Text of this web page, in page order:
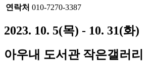
연락처 010-7270-3387
2023. 10. 5(목) - 10. 31(화)
아우내 도서관 작은갤러리